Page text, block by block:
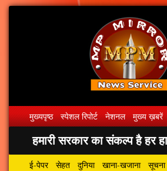
मुख्यपृष्ठ स्पेशल रिपोर्ट नेशनल मुख्य ख़बरें
हमारी सरकार का संकल्प है हर
ई-पेपर सेहत दुनिया खाना-खजाना सूचना